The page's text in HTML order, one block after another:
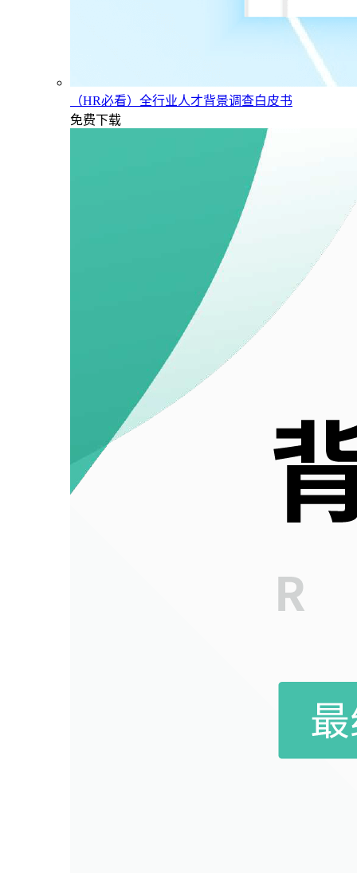
（HR必看）全行业人才背景调查白皮书
免费下载